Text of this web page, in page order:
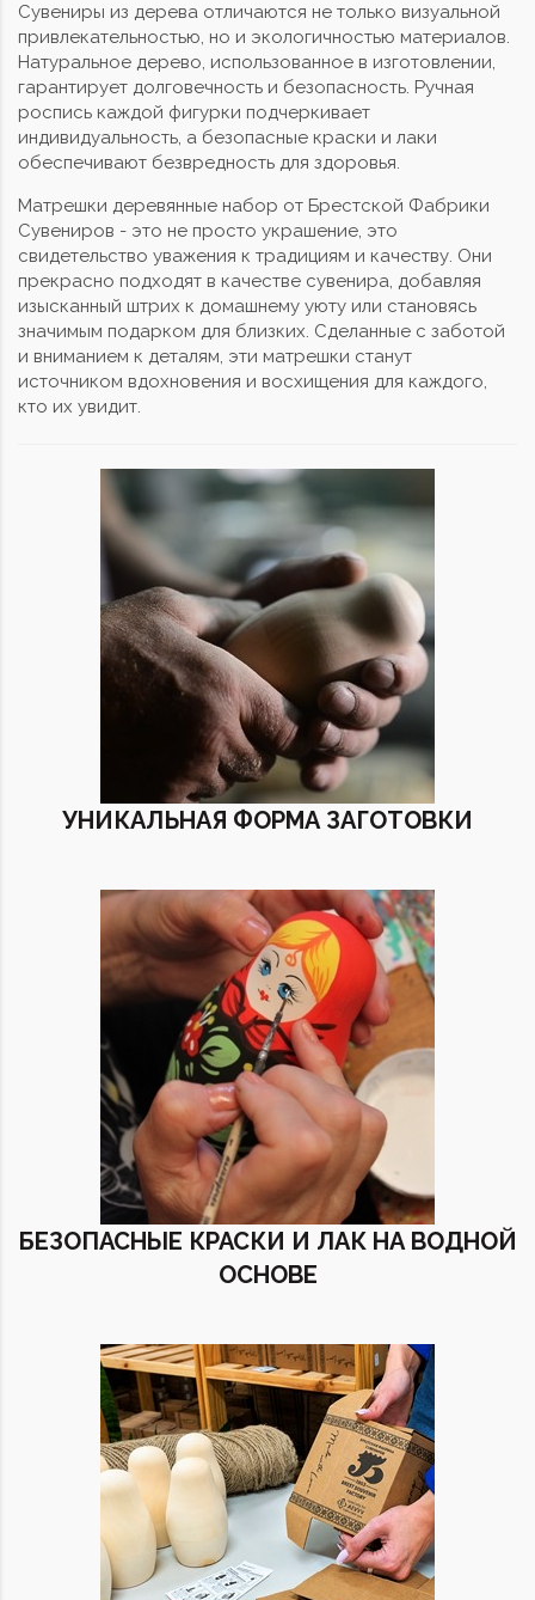
Сувениры из дерева отличаются не только визуальной
привлекательностью, но и экологичностью материалов.
Натуральное дерево, использованное в изготовлении,
гарантирует долговечность и безопасность. Ручная
роспись каждой фигурки подчеркивает
индивидуальность, а безопасные краски и лаки
обеспечивают безвредность для здоровья.
Матрешки деревянные набор от Брестской Фабрики
Сувениров - это не просто украшение, это
свидетельство уважения к традициям и качеству. Они
прекрасно подходят в качестве сувенира, добавляя
изысканный штрих к домашнему уюту или становясь
значимым подарком для близких. Сделанные с заботой
и вниманием к деталям, эти матрешки станут
источником вдохновения и восхищения для каждого,
кто их увидит.
УНИКАЛЬНАЯ ФОРМА ЗАГОТОВКИ
БЕЗОПАСНЫЕ КРАСКИ И ЛАК НА ВОДНОЙ
ОСНОВЕ